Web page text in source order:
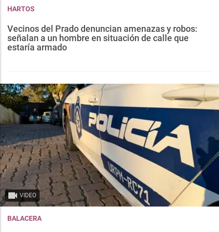
HARTOS
Vecinos del Prado denuncian amenazas y robos:
señalan a un hombre en situación de calle que
estaría armado
VIDEO
BALACERA